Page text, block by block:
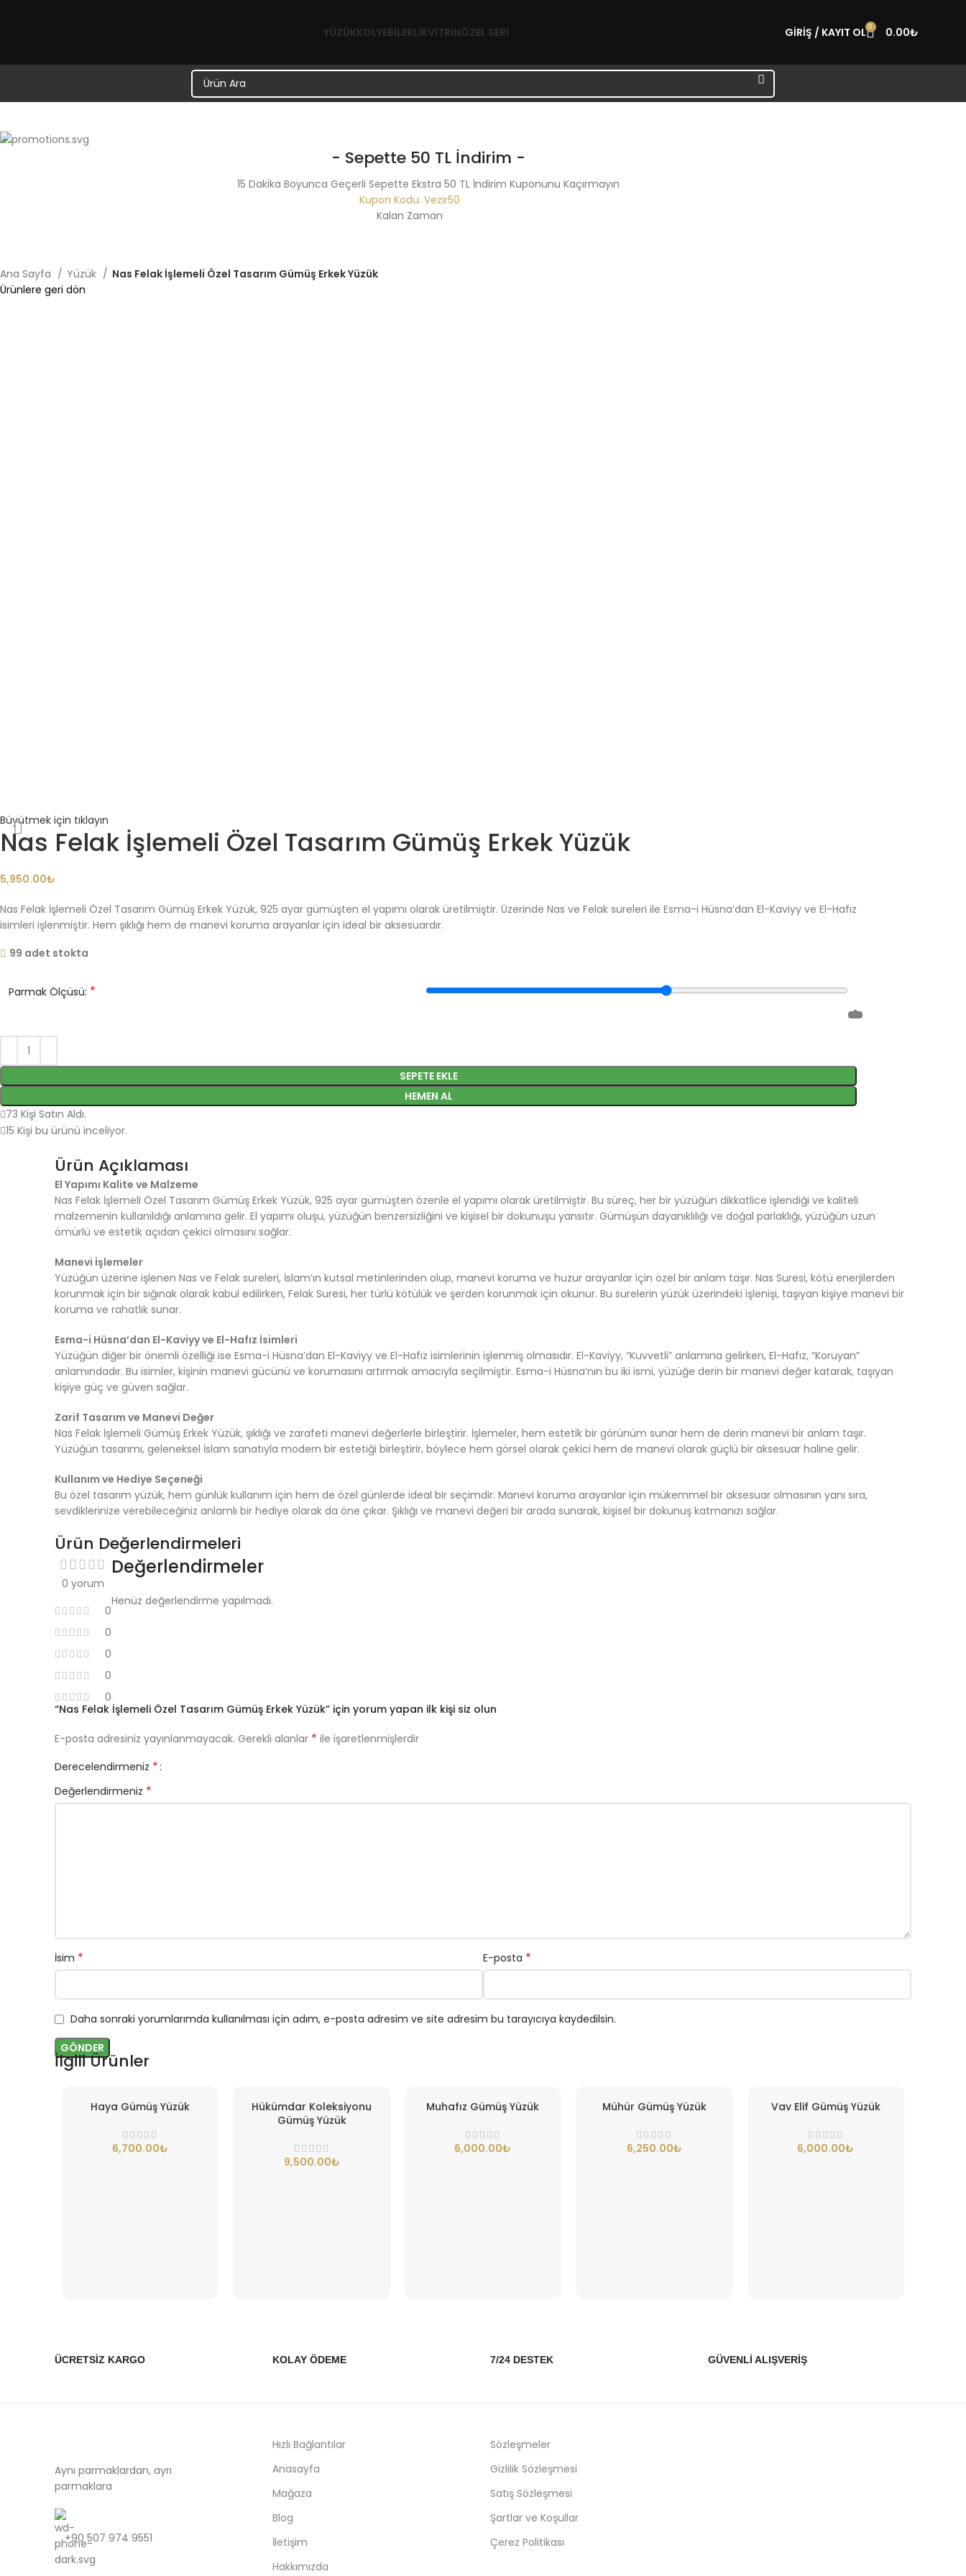
YÜZÜKKOLYEBILEKLIKVITRINÖZEL SERI GIRIŞ / KAYIT OL 0 0.00₺
- Sepette 50 TL İndirim -
15 Dakika Boyunca Geçerli Sepette Ekstra 50 TL İndirim Kuponunu Kaçırmayın
Kupon Kodu: Vezir50
Kalan Zaman
Ana Sayfa Yüzük
Nas Felak İşlemeli Özel Tasarım Gümüş Erkek Yüzük
Ürünlere geri dön
Büyütmek için tıklayın
Nas Felak İşlemeli Özel Tasarım Gümüş Erkek Yüzük
₺
Nas Felak İşlemeli Özel Tasarım Gümüş Erkek Yüzük, 925 ayar gümüşten el yapımı olarak üretilmiştir. Üzerinde Nas ve Felak sureleri ile Esma-i Hüsna’dan El-Kaviyy ve El-Hafız
isimleri işlenmiştir. Hem şıklığı hem de manevi koruma arayanlar için ideal bir aksesuardır.
99 adet stokta
Parmak Ölçüsü: *
SEPETE EKLE
HEMEN AL
73 Kişi Satın Aldı.
15 Kişi bu ürünü inceliyor.
Ürün Açıklaması
El Yapımı Kalite ve Malzeme
Nas Felak İşlemeli Özel Tasarım Gümüş Erkek Yüzük, 925 ayar gümüşten özenle el yapımı olarak üretilmiştir. Bu süreç, her bir yüzüğün dikkatlice işlendiği ve kaliteli
malzemenin kullanıldığı anlamına gelir. El yapımı oluşu, yüzüğün benzersizliğini ve kişisel bir dokunuşu yansıtır. Gümüşün dayanıklılığı ve doğal parlaklığı, yüzüğün uzun
ömürlü ve estetik açıdan çekici olmasını sağlar.
Manevi İşlemeler
Yüzüğün üzerine işlenen Nas ve Felak sureleri, İslam’ın kutsal metinlerinden olup, manevi koruma ve huzur arayanlar için özel bir anlam taşır. Nas Suresi, kötü enerjilerden
korunmak için bir sığınak olarak kabul edilirken, Felak Suresi, her türlü kötülük ve şerden korunmak için okunur. Bu surelerin yüzük üzerindeki işlenişi, taşıyan kişiye manevi bir
koruma ve rahatlık sunar.
Esma-i Hüsna’dan El-Kaviyy ve El-Hafız İsimleri
Yüzüğün diğer bir önemli özelliği ise Esma-i Hüsna’dan El-Kaviyy ve El-Hafız isimlerinin işlenmiş olmasıdır. El-Kaviyy, “Kuvvetli” anlamına gelirken, El-Hafız, “Koruyan”
anlamındadır. Bu isimler, kişinin manevi gücünü ve korumasını artırmak amacıyla seçilmiştir. Esma-i Hüsna’nın bu iki ismi, yüzüğe derin bir manevi değer katarak, taşıyan
kişiye güç ve güven sağlar.
Zarif Tasarım ve Manevi Değer
Nas Felak İşlemeli Gümüş Erkek Yüzük, şıklığı ve zarafeti manevi değerlerle birleştirir. İşlemeler, hem estetik bir görünüm sunar hem de derin manevi bir anlam taşır.
Yüzüğün tasarımı, geleneksel İslam sanatıyla modern bir estetiği birleştirir, böylece hem görsel olarak çekici hem de manevi olarak güçlü bir aksesuar haline gelir.
Kullanım ve Hediye Seçeneği
Bu özel tasarım yüzük, hem günlük kullanım için hem de özel günlerde ideal bir seçimdir. Manevi koruma arayanlar için mükemmel bir aksesuar olmasının yanı sıra,
sevdiklerinize verebileceğiniz anlamlı bir hediye olarak da öne çıkar. Şıklığı ve manevi değeri bir arada sunarak, kişisel bir dokunuş katmanızı sağlar.
Ürün Değerlendirmeleri
0 yorum
0
0
0
0
0
Değerlendirmeler
Henüz değerlendirme yapılmadı.
“Nas Felak İşlemeli Özel Tasarım Gümüş Erkek Yüzük” için yorum yapan ilk kişi siz olun
E-posta adresiniz yayınlanmayacak. Gerekli alanlar * ile işaretlenmişlerdir
Derecelendirmeniz *
Değerlendirmeniz *
İsim * E-posta *
Daha sonraki yorumlarımda kullanılması için adım, e-posta adresim ve site adresim bu tarayıcıya kaydedilsin.
İlgili Ürünler
Haya Gümüş Yüzük
₺
Hükümdar Koleksiyonu
Gümüş Yüzük
₺
Muhafız Gümüş Yüzük
₺
Mühür Gümüş Yüzük
₺
Vav Elif Gümüş Yüzük
₺
ÜCRETSİZ KARGO KOLAY ÖDEME 7/24 DESTEK GÜVENLİ ALIŞVERİŞ
Aynı parmaklardan, ayrı
parmaklara
+90 507 974 9551
Hızlı Bağlantılar
Anasayfa
Mağaza
Blog
İletişim
Hakkımızda
Sözleşmeler
Gizlilik Sözleşmesi
Satış Sözleşmesi
Şartlar ve Koşullar
Çerez Politikası